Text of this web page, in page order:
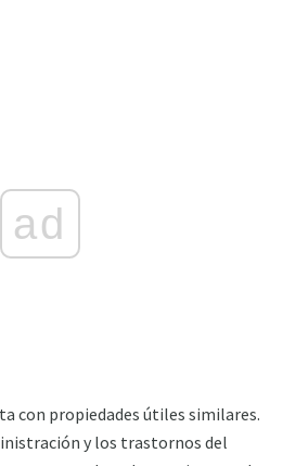
ad
con propiedades útiles similares.
y los trastornos del